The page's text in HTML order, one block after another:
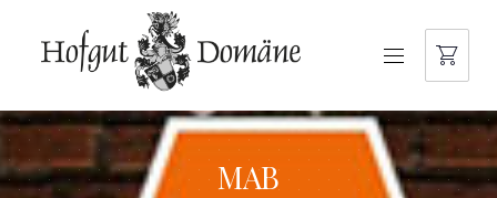
NAVIGATION
MAB